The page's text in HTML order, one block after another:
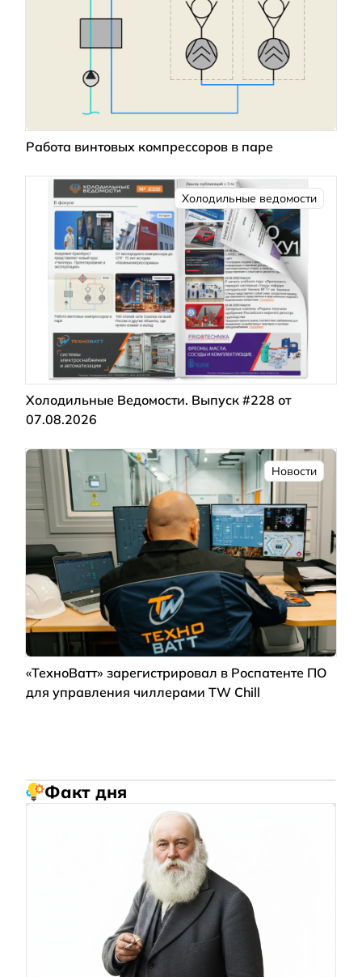
Работа винтовых компрессоров в паре
Холодильные ведомости
Холодильные Ведомости. Выпуск #228 от
07.08.2026
Новости
«ТехноВатт» зарегистрировал в Роспатенте ПО
для управления чиллерами TW Chill
Факт дня